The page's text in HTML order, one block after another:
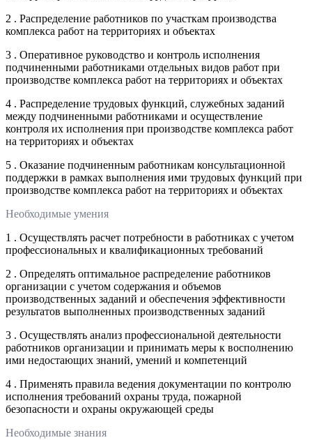
2 . Распределение работников по участкам производства
комплекса работ на территориях и объектах
3 . Оперативное руководство и контроль исполнения
подчиненными работниками отдельных видов работ при
производстве комплекса работ на территориях и объектах
4 . Распределение трудовых функций, служебных заданий
между подчиненными работниками и осуществление
контроля их исполнения при производстве комплекса работ
на территориях и объектах
5 . Оказание подчиненным работникам консультационной
поддержки в рамках выполнения ими трудовых функций при
производстве комплекса работ на территориях и объектах
Необходимые умения
1 . Осуществлять расчет потребности в работниках с учетом
профессиональных и квалификационных требований
2 . Определять оптимальное распределение работников
организации с учетом содержания и объемов
производственных заданий и обеспечения эффективности
результатов выполненных производственных заданий
3 . Осуществлять анализ профессиональной деятельности
работников организации и принимать меры к восполнению
ими недостающих знаний, умений и компетенций
4 . Применять правила ведения документации по контролю
исполнения требований охраны труда, пожарной
безопасности и охраны окружающей среды
Необходимые знания